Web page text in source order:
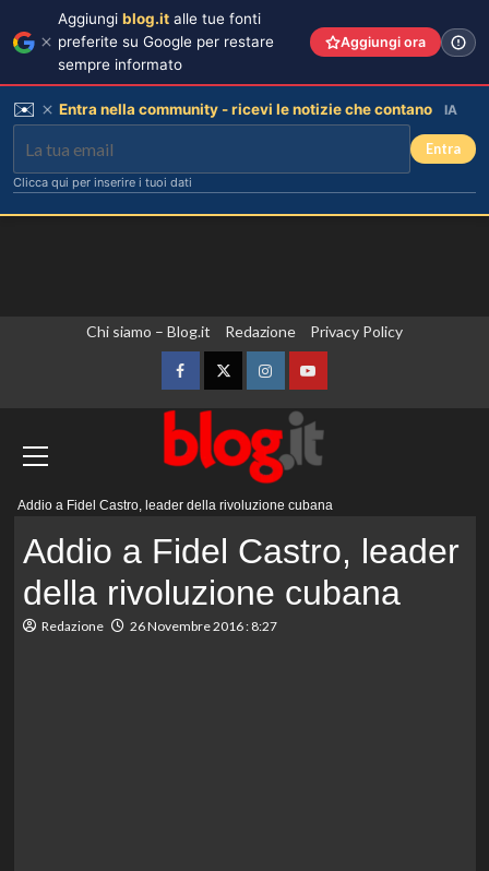
Chi siamo – Blog.it Redazione Privacy Policy
FacebookTwitterInstagramYouTube
Addio a Fidel Castro, leader della rivoluzione cubana
Addio a Fidel Castro, leader
della rivoluzione cubana
Redazione 26 Novembre 2016 : 8:27
Aggiungi blog.it alle tue fonti
preferite su Google per restare
sempre informato
Aggiungi ora
✉️ Entra nella community - ricevi le notizie che contano IA
Entra
Clicca qui per inserire i tuoi dati